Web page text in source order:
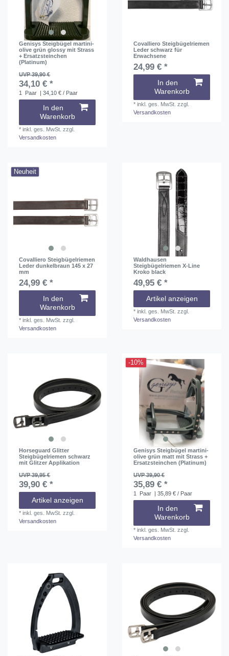
Genisys Steigbügel martini-
olive grün glossy mit Strass
+ Ersatzsteinchen
(Platinum)
UVP 39,90 €
34,10 € *
1 Paar | 34,10 € / Paar
In den
Warenkorb
*inkl. ges. MwSt. zzgl.
Versandkosten
Covalliero Steigbügelriemen
Leder schwarz für
Erwachsene
24,99 € *
In den
Warenkorb
*inkl. ges. MwSt. zzgl.
Versandkosten
Neuheit
Covalliero Steigbügelriemen
Leder dunkelbraun 145 x 27
mm
24,99 € *
In den
Warenkorb
*inkl. ges. MwSt. zzgl.
Versandkosten
Waldhausen
Steigbügelriemen X-Line
Kroko black
49,95 € *
Artikel anzeigen
*inkl. ges. MwSt. zzgl.
Versandkosten
Horseguard Glitter
Steigbügelriemen schwarz
mit Glitzer Applikation
UVP 39,95 €
39,90 € *
Artikel anzeigen
*inkl. ges. MwSt. zzgl.
Versandkosten
-10%
Genisys Steigbügel martini-
olive grün matt mit Strass +
Ersatzsteinchen (Platinum)
UVP 39,90 €
35,89 € *
1 Paar | 35,89 € / Paar
In den
Warenkorb
*inkl. ges. MwSt. zzgl.
Versandkosten